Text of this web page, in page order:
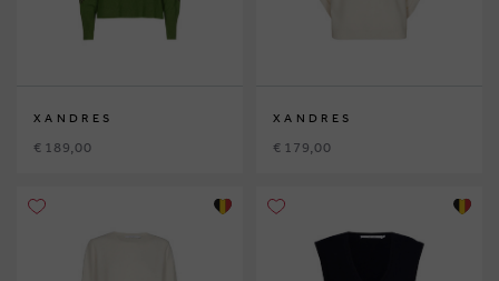
XANDRES
€ 189,00
XANDRES
€ 179,00